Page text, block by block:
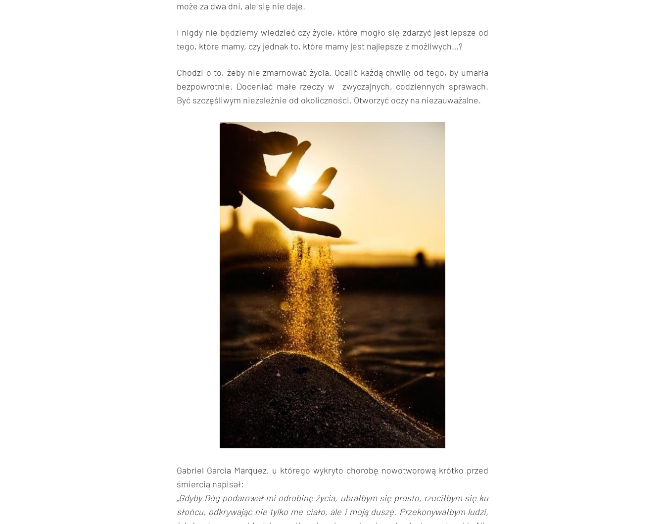
może za dwa dni, ale się nie daje.
I nigdy nie będziemy wiedzieć czy życie, które mogło się zdarzyć jest lepsze od
tego, które mamy, czy jednak to, które mamy jest najlepsze z możliwych…?
Chodzi o to, żeby nie zmarnować życia. Ocalić każdą chwilę od tego, by umarła
bezpowrotnie. Doceniać małe rzeczy w zwyczajnych, codziennych sprawach.
Być szczęśliwym niezależnie od okoliczności. Otworzyć oczy na niezauważalne.
Gabriel Garcia Marquez, u którego wykryto chorobę nowotworową krótko przed
śmiercią napisał:
„Gdyby Bóg podarował mi odrobinę życia, ubrałbym się prosto, rzuciłbym się ku
słońcu, odkrywając nie tylko me ciało, ale i moją duszę. Przekonywałbym ludzi,